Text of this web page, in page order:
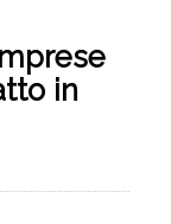
in